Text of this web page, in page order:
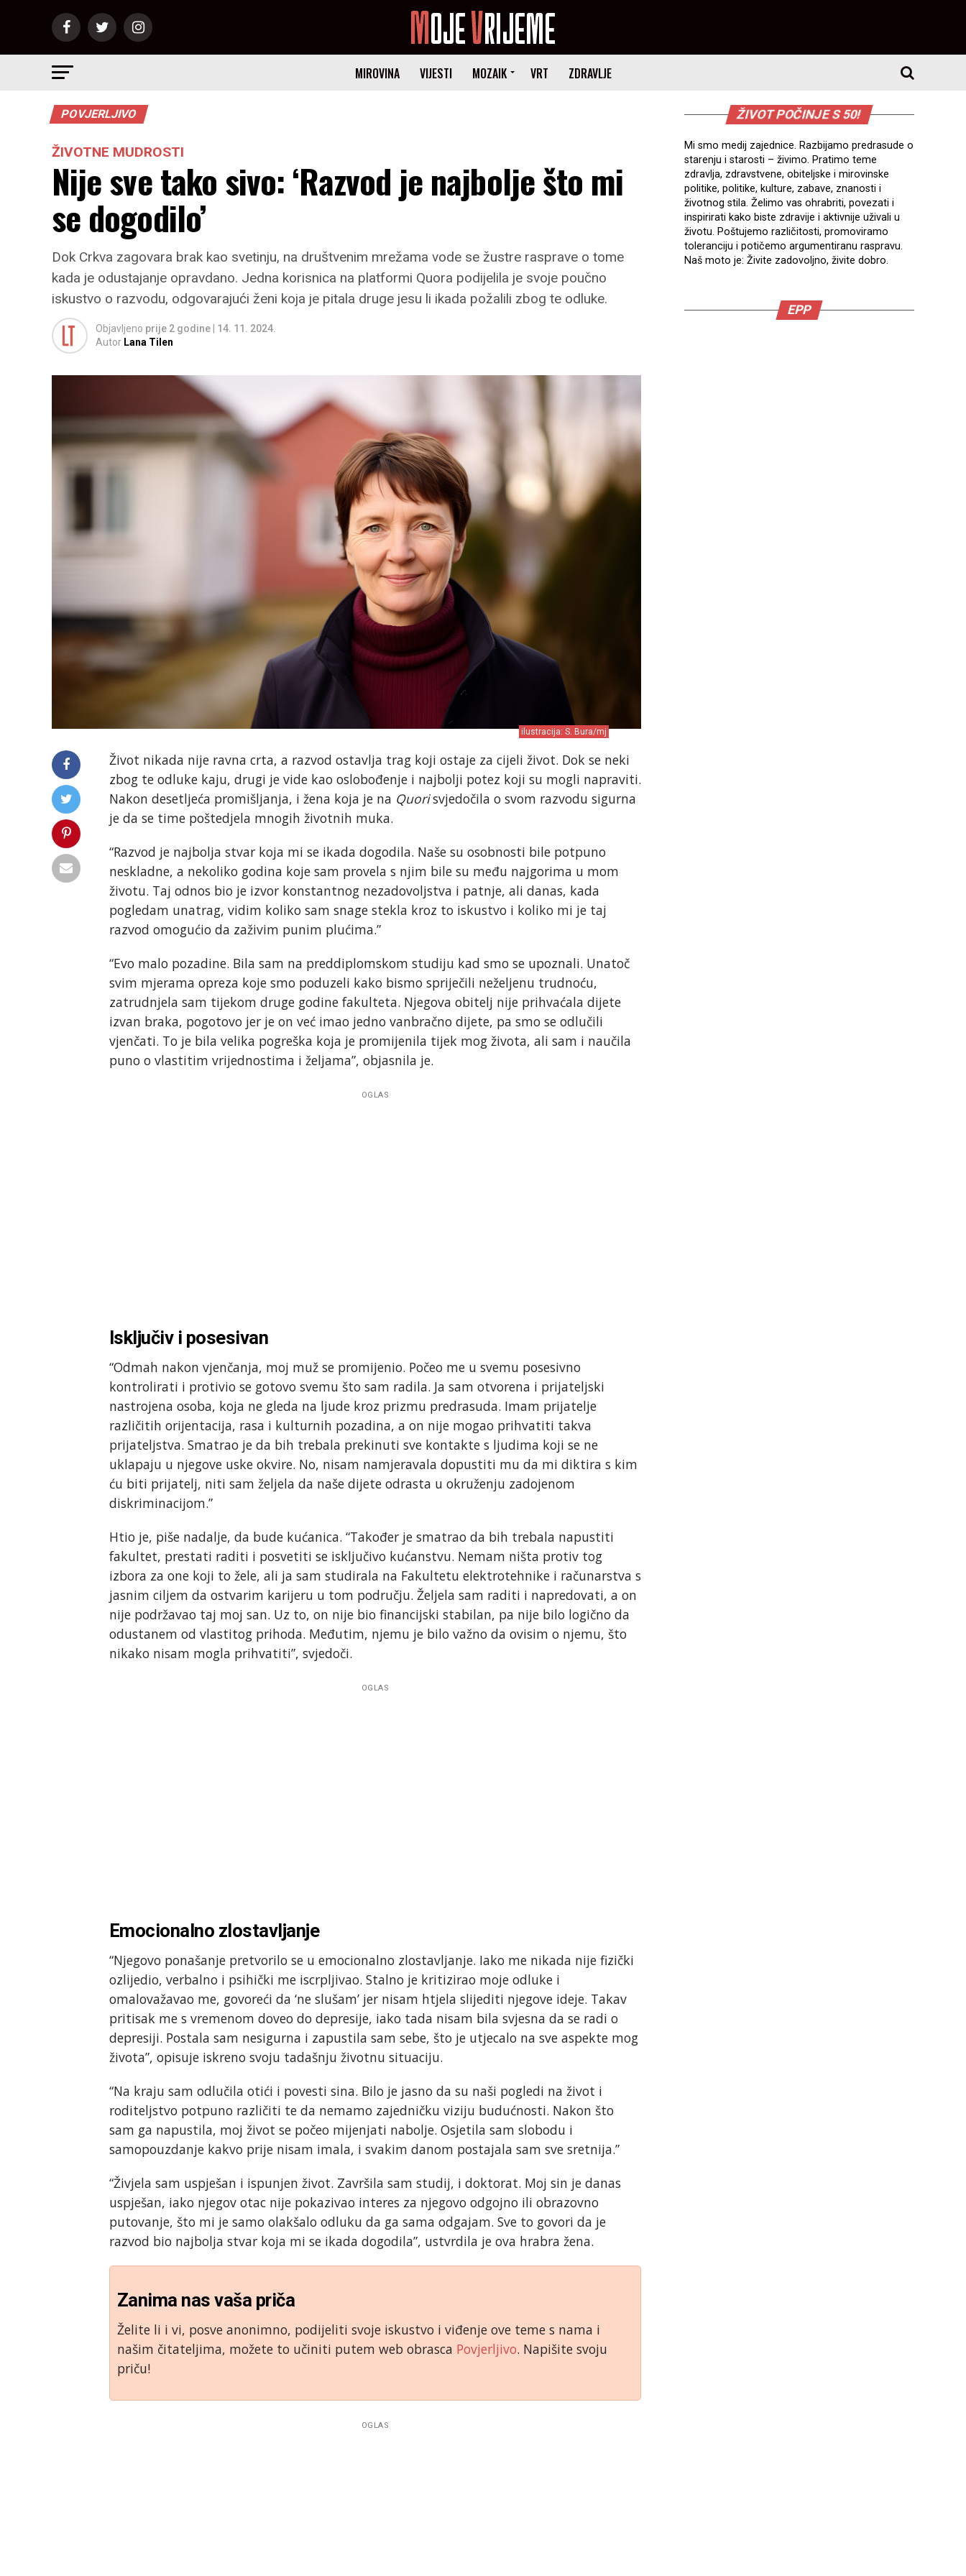
MIROVINA VIJESTI MOZAIK VRT ZDRAVLJE
POVJERLJIVO
ŽIVOTNE MUDROSTI
Nije sve tako sivo: ‘Razvod je najbolje što mi
se dogodilo’
Dok Crkva zagovara brak kao svetinju, na društvenim mrežama vode se žustre rasprave o tome
kada je odustajanje opravdano. Jedna korisnica na platformi Quora podijelila je svoje poučno
iskustvo o razvodu, odgovarajući ženi koja je pitala druge jesu li ikada požalili zbog te odluke.
Objavljeno prije 2 godine
14. 11. 2024.
Autor Lana Tilen
ilustracija: S. Bura/mj
Život nikada nije ravna crta, a razvod ostavlja trag koji ostaje za cijeli život. Dok se neki
zbog te odluke kaju, drugi je vide kao oslobođenje i najbolji potez koji su mogli napraviti.
Nakon desetljeća promišljanja, i žena koja je na Quorisvjedočila o svom razvodu sigurna
je da se time poštedjela mnogih životnih muka.
“Razvod je najbolja stvar koja mi se ikada dogodila. Naše su osobnosti bile potpuno
neskladne, a nekoliko godina koje sam provela s njim bile su među najgorima u mom
životu. Taj odnos bio je izvor konstantnog nezadovoljstva i patnje, ali danas, kada
pogledam unatrag, vidim koliko sam snage stekla kroz to iskustvo i koliko mi je taj
razvod omogućio da zaživim punim plućima.”
“Evo malo pozadine. Bila sam na preddiplomskom studiju kad smo se upoznali. Unatoč
svim mjerama opreza koje smo poduzeli kako bismo spriječili neželjenu trudnoću,
zatrudnjela sam tijekom druge godine fakulteta. Njegova obitelj nije prihvaćala dijete
izvan braka, pogotovo jer je on već imao jedno vanbračno dijete, pa smo se odlučili
vjenčati. To je bila velika pogreška koja je promijenila tijek mog života, ali sam i naučila
puno o vlastitim vrijednostima i željama”, objasnila je.
OGLAS
Isključiv i posesivan
“Odmah nakon vjenčanja, moj muž se promijenio. Počeo me u svemu posesivno
kontrolirati i protivio se gotovo svemu što sam radila. Ja sam otvorena i prijateljski
nastrojena osoba, koja ne gleda na ljude kroz prizmu predrasuda. Imam prijatelje
različitih orijentacija, rasa i kulturnih pozadina, a on nije mogao prihvatiti takva
prijateljstva. Smatrao je da bih trebala prekinuti sve kontakte s ljudima koji se ne
uklapaju u njegove uske okvire. No, nisam namjeravala dopustiti mu da mi diktira s kim
ću biti prijatelj, niti sam željela da naše dijete odrasta u okruženju zadojenom
diskriminacijom.”
Htio je, piše nadalje, da bude kućanica. “Također je smatrao da bih trebala napustiti
fakultet, prestati raditi i posvetiti se isključivo kućanstvu. Nemam ništa protiv tog
izbora za one koji to žele, ali ja sam studirala na Fakultetu elektrotehnike i računarstva s
jasnim ciljem da ostvarim karijeru u tom području. Željela sam raditi i napredovati, a on
nije podržavao taj moj san. Uz to, on nije bio financijski stabilan, pa nije bilo logično da
odustanem od vlastitog prihoda. Međutim, njemu je bilo važno da ovisim o njemu, što
nikako nisam mogla prihvatiti”, svjedoči.
OGLAS
Emocionalno zlostavljanje
“Njegovo ponašanje pretvorilo se u emocionalno zlostavljanje. Iako me nikada nije fizički
ozlijedio, verbalno i psihički me iscrpljivao. Stalno je kritizirao moje odluke i
omalovažavao me, govoreći da ‘ne slušam’ jer nisam htjela slijediti njegove ideje. Takav
pritisak me s vremenom doveo do depresije, iako tada nisam bila svjesna da se radi o
depresiji. Postala sam nesigurna i zapustila sam sebe, što je utjecalo na sve aspekte mog
života”, opisuje iskreno svoju tadašnju životnu situaciju.
“Na kraju sam odlučila otići i povesti sina. Bilo je jasno da su naši pogledi na život i
roditeljstvo potpuno različiti te da nemamo zajedničku viziju budućnosti. Nakon što
sam ga napustila, moj život se počeo mijenjati nabolje. Osjetila sam slobodu i
samopouzdanje kakvo prije nisam imala, i svakim danom postajala sam sve sretnija.”
“Živjela sam uspješan i ispunjen život. Završila sam studij, i doktorat. Moj sin je danas
uspješan, iako njegov otac nije pokazivao interes za njegovo odgojno ili obrazovno
putovanje, što mi je samo olakšalo odluku da ga sama odgajam. Sve to govori da je
razvod bio najbolja stvar koja mi se ikada dogodila”, ustvrdila je ova hrabra žena.
Zanima nas vaša priča
Želite li i vi, posve anonimno, podijeliti svoje iskustvo i viđenje ove teme s nama i
našim čitateljima, možete to učiniti putem web obrasca Povjerljivo. Napišite svoju
priču!
OGLAS
ŽIVOT POČINJE S 50!
Mi smo medij zajednice. Razbijamo predrasude o
starenju i starosti – živimo. Pratimo teme
zdravlja, zdravstvene, obiteljske i mirovinske
politike, politike, kulture, zabave, znanosti i
životnog stila. Želimo vas ohrabriti, povezati i
inspirirati kako biste zdravije i aktivnije uživali u
životu. Poštujemo različitosti, promoviramo
toleranciju i potičemo argumentiranu raspravu.
Naš moto je: Živite zadovoljno, živite dobro.
EPP